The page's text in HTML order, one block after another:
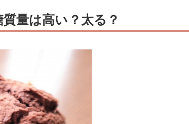
量は高い？太る？